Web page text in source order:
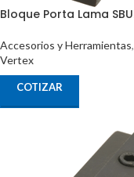
Bloque Porta Lama
Accesorios y Herramientas,
Vertex
COTIZAR